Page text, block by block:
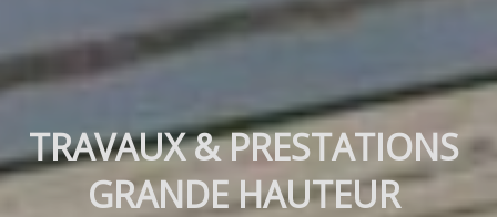
TRAVAUX & PRESTATIONS
GRANDE HAUTEUR